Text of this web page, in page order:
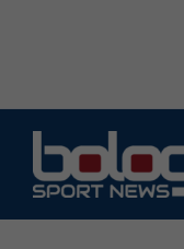
contenuto